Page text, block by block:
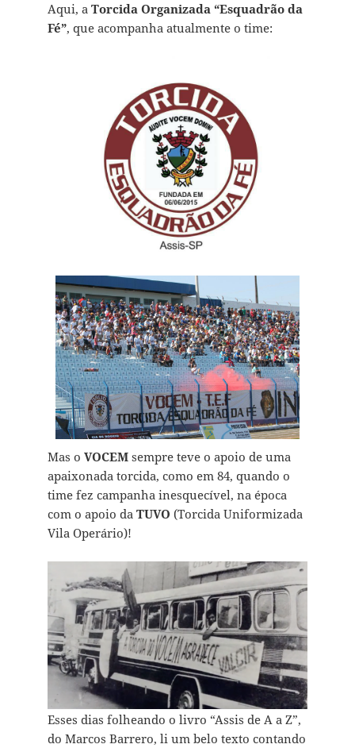
Aqui, a Torcida Organizada “Esquadrão da
Fé”, que acompanha atualmente o time:
Mas o VOCEMsempre teve o apoio de uma
apaixonada torcida, como em 84, quando o
time fez campanha inesquecível, na época
com o apoio da TUVO (Torcida Uniformizada
Vila Operário)!
Esses dias folheando o livro “Assis de A a Z”,
do Marcos Barrero, li um belo texto contando